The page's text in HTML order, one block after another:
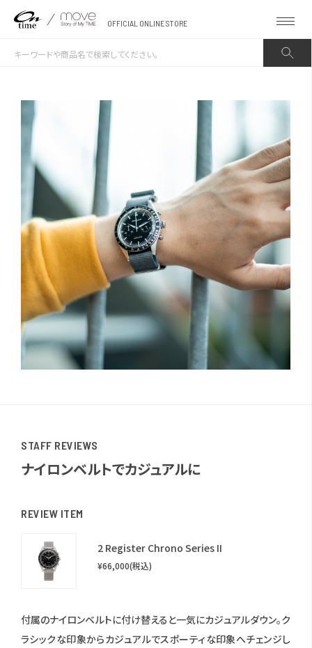
OFFICIAL ONLINE STORE
STAFF REVIEWS
ナイロンベルトでカジュアルに
REVIEW ITEM
2 Register Chrono Series II
¥66,000(税込)
付属のナイロンベルトに付け替えると一気にカジュアルダウン。ク
ラシックな印象からカジュアルでスポーティな印象へチェンジし